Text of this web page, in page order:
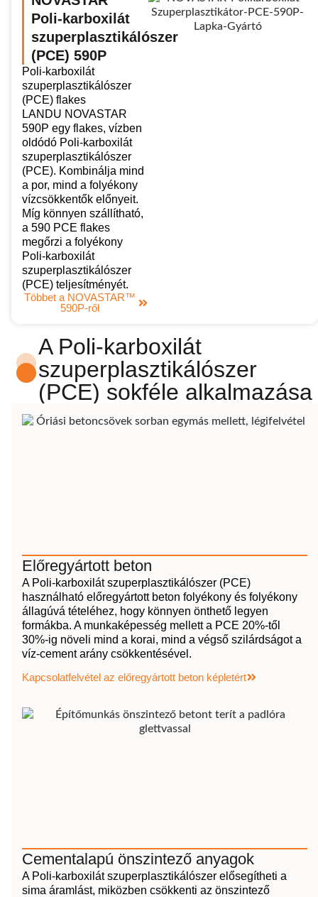
Poli-karboxilát
szuperplasztikálószer
(PCE) 590P
Poli-karboxilát
szuperplasztikálószer
(PCE) flakes
LANDU NOVASTAR
590P egy flakes, vízben
oldódó Poli-karboxilát
szuperplasztikálószer
(PCE). Kombinálja mind
a por, mind a folyékony
vízcsökkentők előnyeit.
Míg könnyen szállítható,
a 590 PCE flakes
megőrzi a folyékony
Poli-karboxilát
szuperplasztikálószer
(PCE) teljesítményét.
Többet a NOVASTAR™
590P-ről
A Poli-karboxilát
szuperplasztikálószer
(PCE) sokféle alkalmazása
Előregyártott beton
A Poli-karboxilát szuperplasztikálószer (PCE)
használható előregyártott beton folyékony és folyékony
állagúvá tételéhez, hogy könnyen önthető legyen
formákba. A munkaképesség mellett a PCE 20%-től
30%-ig növeli mind a korai, mind a végső szilárdságot a
víz-cement arány csökkentésével.
Kapcsolatfelvétel az előregyártott beton képletért
Cementalapú önszintező anyagok
A Poli-karboxilát szuperplasztikálószer elősegítheti a
sima áramlást, miközben csökkenti az önszintező